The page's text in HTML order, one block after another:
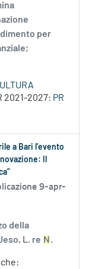
per
2021-2027: PR
a Bari l’evento
Il
9-apr-
della
L. re N .